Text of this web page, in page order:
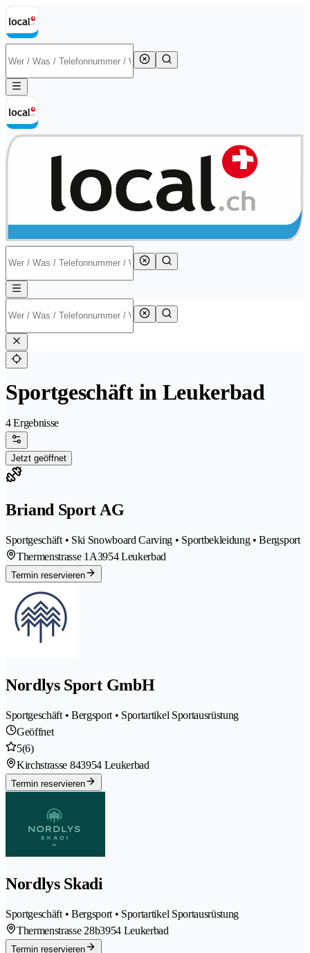
Sportgeschäft in Leukerbad
4 Ergebnisse
Jetzt geöffnet
Briand Sport AG
Sportgeschäft • Ski Snowboard Carving • Sportbekleidung • Bergsport
Thermenstrasse 1A3954 Leukerbad
Termin reservieren
Nordlys Sport GmbH
Sportgeschäft • Bergsport • Sportartikel Sportausrüstung
Geöffnet
5(6)
Kirchstrasse 843954 Leukerbad
Termin reservieren
Nordlys Skadi
Sportgeschäft • Bergsport • Sportartikel Sportausrüstung
Thermenstrasse 28b3954 Leukerbad
Termin reservieren